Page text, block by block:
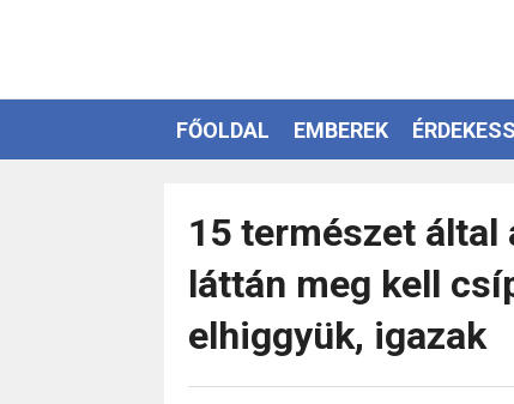
FŐOLDAL EMBEREK
15 természet
láttán meg kell
elhiggyük, igazak